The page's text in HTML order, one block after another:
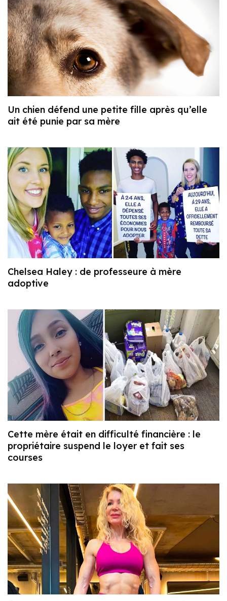
Un chien défend une petite fille après qu’elle
ait été punie par sa mère
Chelsea Haley : de professeure à mère
adoptive
Cette mère était en difficulté financière : le
propriétaire suspend le loyer et fait ses
courses